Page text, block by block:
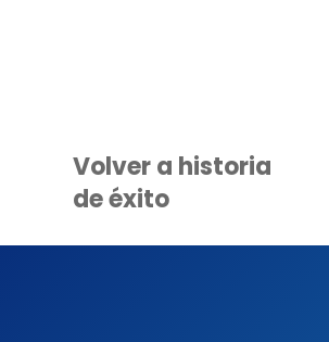
Volver a historia
de éxito